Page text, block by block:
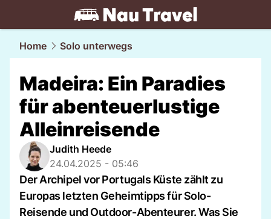
travel.NAU.ch
Home Solo unterwegs
Madeira: Ein Paradies
für abenteuerlustige
Alleinreisende
Judith Heede
24.04.2025 - 05:46
Der Archipel vor Portugals Küste zählt zu
Europas letzten Geheimtipps für Solo-
Reisende und Outdoor-Abenteurer. Was Sie